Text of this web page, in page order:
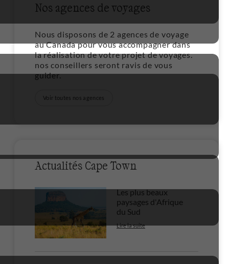
Nos agences de voyages
Nous disposons de 2 agences de voyage
au Canada pour vous accompagner dans
la réalisation de votre projet de voyages.
nos conseillers seront ravis de vous
guider.
Voir toutes nos agences
Actualités Cape Town
Les plus beaux
paysages d'Afrique
du Sud
Lire la suite